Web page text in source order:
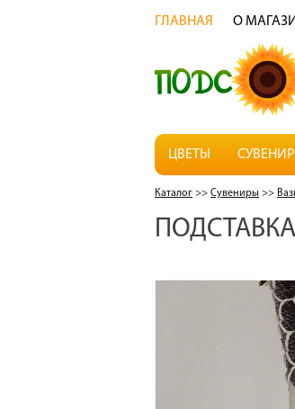
ГЛАВНАЯ О
ЦВЕТЫ
Каталог >> Сувениры >>